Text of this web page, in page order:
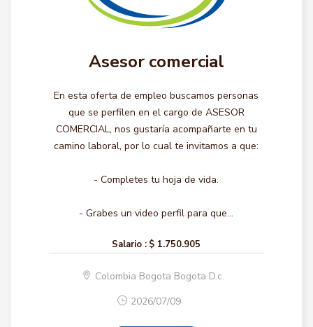
Asesor comercial
En esta oferta de empleo buscamos personas
que se perfilen en el cargo de ASESOR
COMERCIAL, nos gustaría acompañarte en tu
camino laboral, por lo cual te invitamos a que:
- Completes tu hoja de vida.
- Grabes un video perfil para que...
Salario : $ 1.750.905
Colombia Bogota Bogota D.c.
2026/07/09